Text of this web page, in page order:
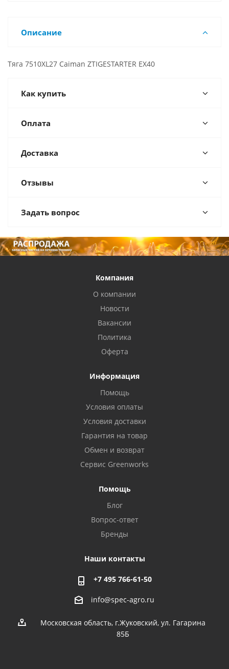
Описание
Тяга 7510XL27 Caiman ZTIGESTARTER EX40
Как купить
Оплата
Доставка
Отзывы
Задать вопрос
Компания
О компании
Новости
Вакансии
Политика
Оферта
Информация
Помощь
Условия оплаты
Условия доставки
Гарантия на товар
Обмен и возврат
Сервис Greenworks
Помощь
Блог
Вопрос-ответ
Бренды
Наши контакты
+7 495 766-61-50
info@spec-agro.ru
Московская область, г.Жуковский, ул. Гагарина
85Б